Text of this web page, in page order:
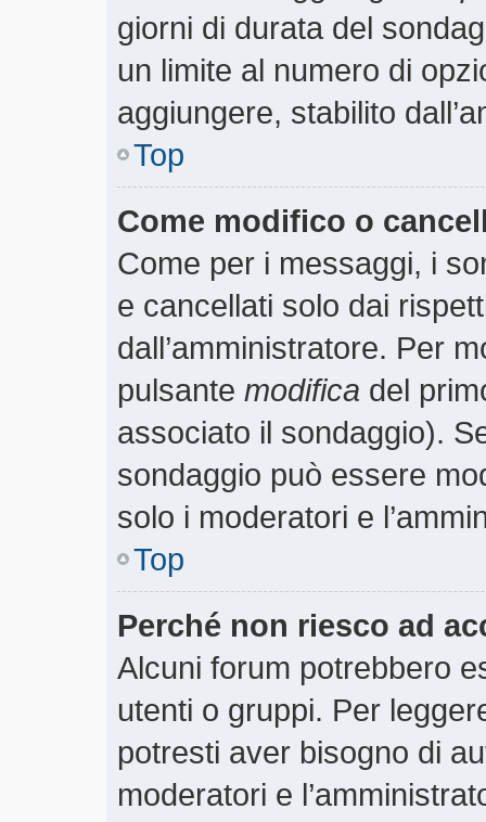
giorni di durata del
un limite al numero di
aggiungere, stabilito
Top
Come modifico o
Come per i messaggi, i
e cancellati solo dai
dall’amministratore. Per
pulsante modifica del
associato il sondaggio).
sondaggio può essere
solo i moderatori e
Top
Perché non riesco ad
Alcuni forum potrebbero
utenti o gruppi. Per
potresti aver bisogno di
moderatori e